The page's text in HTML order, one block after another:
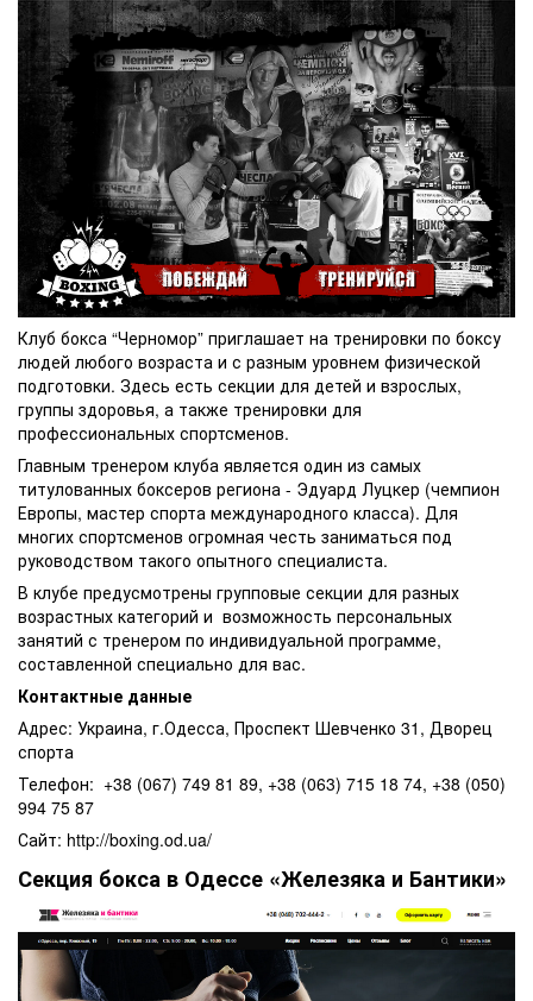
Клуб бокса “Черномор” приглашает на тренировки по боксу
людей любого возраста и с разным уровнем физической
подготовки. Здесь есть секции для детей и взрослых,
группы здоровья, а также тренировки для
профессиональных спортсменов.
Главным тренером клуба является один из самых
титулованных боксеров региона - Эдуард Луцкер (чемпион
Европы, мастер спорта международного класса). Для
многих спортсменов огромная честь заниматься под
руководством такого опытного специалиста.
В клубе предусмотрены групповые секции для разных
возрастных категорий и возможность персональных
занятий с тренером по индивидуальной программе,
составленной специально для вас.
Контактные данные
Адрес: Украина, г.Одесса, Проспект Шевченко 31, Дворец
спорта
Телефон: +38 (067) 749 81 89, +38 (063) 715 18 74, +38 (050)
994 75 87
Сайт: http://boxing.od.ua/
Секция бокса в Одессе «Железяка и Бантики»